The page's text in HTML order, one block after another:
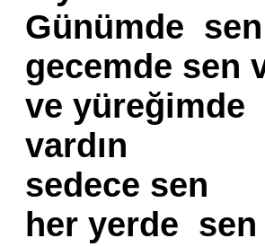
Günümde sen
gecemde sen
ve yüreğimde
vardın
sedece sen
her yerde sen